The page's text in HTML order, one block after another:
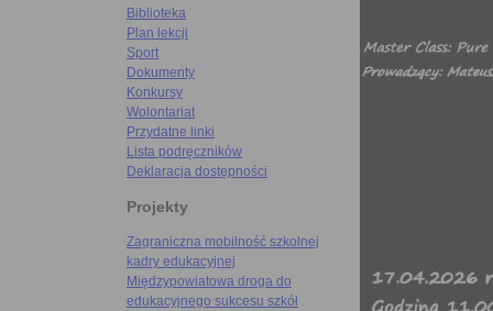
Biblioteka
Plan lekcji
Sport
Dokumenty
Konkursy
Wolontariat
Przydatne linki
Lista podręczników
Deklaracja dostępności
Projekty
Zagraniczna mobilność szkolnej
kadry edukacyjnej
Międzypowiatowa droga do
edukacyjnego sukcesu szkół